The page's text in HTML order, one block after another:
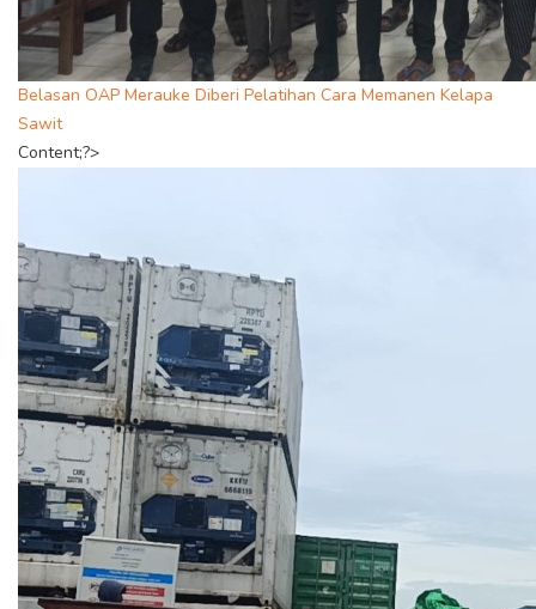
Belasan OAP Merauke Diberi Pelatihan Cara Memanen Kelapa
Sawit
Content;?>